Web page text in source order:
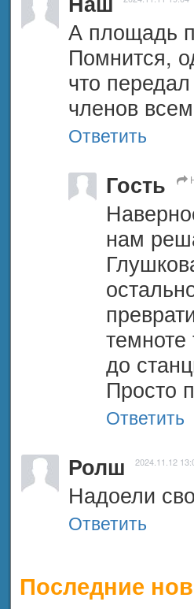
А площадь
Помнится,
что
членов
Ответить
Гость
нам
темноте
до
Просто
Ответить
Ролш 2024.11.12
Надоели
Ответить
Последние